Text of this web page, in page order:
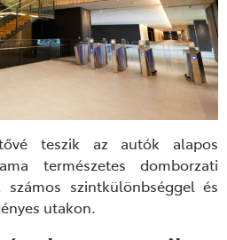
teszik az autók alapos
természetes domborzati
számos szintkülönbséggel és
utakon.